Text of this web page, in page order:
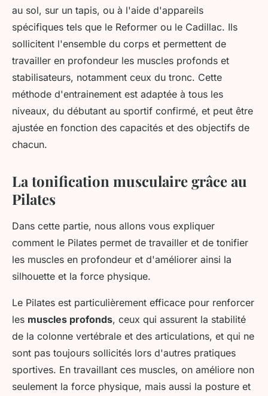
au sol, sur un tapis, ou à l'aide d'appareils
spécifiques tels que le Reformer ou le Cadillac. Ils
sollicitent l'ensemble du corps et permettent de
travailler en profondeur les muscles profonds et
stabilisateurs, notamment ceux du tronc. Cette
méthode d'entrainement est adaptée à tous les
niveaux, du débutant au sportif confirmé, et peut être
ajustée en fonction des capacités et des objectifs de
chacun.
La tonification musculaire grâce au
Pilates
Dans cette partie, nous allons vous expliquer
comment le Pilates permet de travailler et de tonifier
les muscles en profondeur et d'améliorer ainsi la
silhouette et la force physique.
Le Pilates est particulièrement efficace pour renforcer
les muscles profonds, ceux qui assurent la stabilité
de la colonne vertébrale et des articulations, et qui ne
sont pas toujours sollicités lors d'autres pratiques
sportives. En travaillant ces muscles, on améliore non
seulement la force physique, mais aussi la posture et